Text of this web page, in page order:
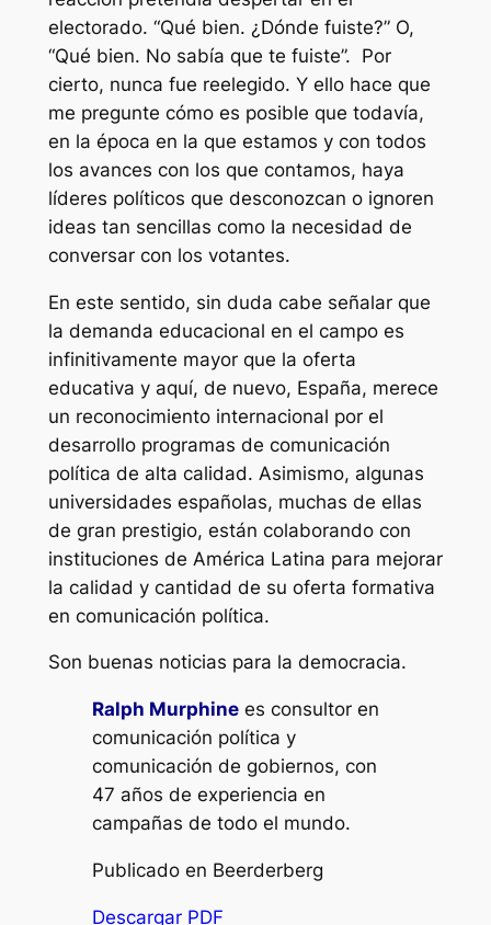
electorado. “Qué bien. ¿ Dónde fuiste?” O,
“Qué bien. No sabía que te fuiste”. Por
cierto, nunca fue reelegido. Y ello hace que
me pregunte cómo es posible que todavía,
en la época en la que estamos y con todos
los avances con los que contamos, haya
líderes políticos que desconozcan o ignoren
ideas tan sencillas como la necesidad de
conversar con los votantes.
En este sentido, sin duda cabe señalar que
la demanda educacional en el campo es
infinitivamente mayor que la oferta
educativa y aquí, de nuevo, España, merece
un reconocimiento internacional por el
desarrollo programas de comunicación
política de alta calidad. Asimismo, algunas
universidades españolas, muchas de ellas
de gran prestigio, están colaborando con
instituciones de América Latina para mejorar
la calidad y cantidad de su oferta formativa
en comunicación política.
Son buenas noticias para la democracia.
Ralph Murphinees consultor en
comunicación política y
comunicación de gobiernos, con
47 años de experiencia en
campañas de todo el mundo.
Publicado en Beerderberg
Descargar PDF